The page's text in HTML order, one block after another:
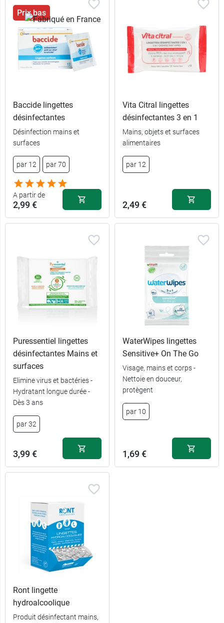
Prix bas
Baccide lingettes
désinfectantes
Désinfection mains et
surfaces
par 12 par 70
A partir de
2,99 €
par 12 2,99 €
Vita Citral lingettes
désinfectantes 3 en 1
Mains, objets et surfaces
alimentaires
par 12
2,49 €
Puressentiel lingettes
désinfectantes Mains et
surfaces
Elimine virus et bactéries -
Hydratant longue durée -
Dès 3 ans
par 32
3,99 €
WaterWipes lingettes
Sensitive+ On The Go
Visage, mains et corps -
Nettoie en douceur,
protègent
par 10
1,69 €
Ront lingette
hydroalcoolique
Produit désinfectant mains,